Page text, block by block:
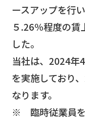
ースアップを行
５.26％程度の
した。
当社は、2024年
を実施しており
なります。
※ 臨時従業員を